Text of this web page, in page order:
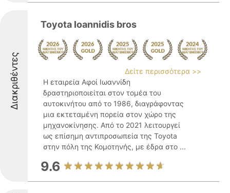
Διακριθέντες
Toyota Ioannidis bros
Δείτε περισσότερα >>
Η εταιρεία Αφοί Ιωαννίδη
δραστηριοποιείται στον τομέα του
αυτοκινήτου από το 1986, διαγράφοντας
μια εκτεταμένη πορεία στον χώρο της
μηχανοκίνησης. Από το 2021 λειτουργεί
ως επίσημη αντιπροσωπεία της Toyota
στην πόλη της Κομοτηνής, με έδρα στο ...
9.6